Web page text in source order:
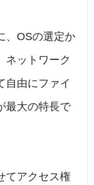
、OSの選定か
ネットワーク
自由にファイ
最大の特長で
てアクセス権